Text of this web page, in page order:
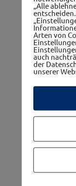
Die 5
„Alle
Arten von
auch
der
unserer